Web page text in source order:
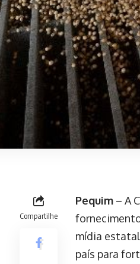
Compartilhe
Pequim – A
mídia
país para